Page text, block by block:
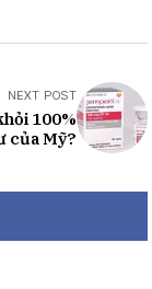
NEXT POST
100%
của Mỹ?